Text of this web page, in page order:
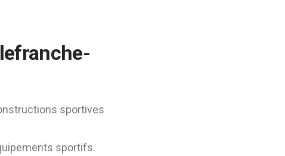
sportives
sportifs.